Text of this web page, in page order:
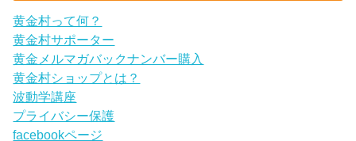
黄金村って何？
黄金村サポーター
黄金メルマガバックナンバー購入
黄金村ショップとは？
波動学講座
プライバシー保護
facebookページ